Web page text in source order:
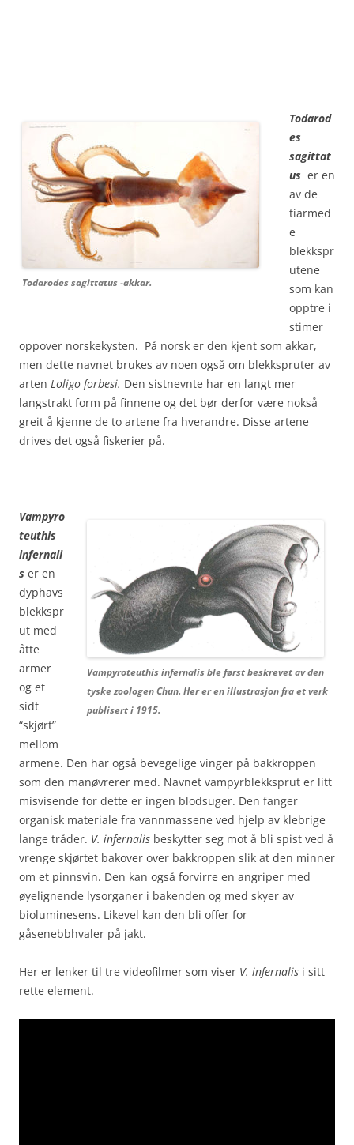
Todarodes sagittatus -akkar.
Todarod
es
sagittat
us er en
av de
tiarmed
e
blekkspr
utene
som kan
opptre i
stimer
oppover norskekysten. På norsk er den kjent som akkar,
men dette navnet brukes av noen også om blekkspruter av
arten Loligo forbesi. Den sistnevnte har en langt mer
langstrakt form på finnene og det bør derfor være nokså
greit å kjenne de to artene fra hverandre. Disse artene
drives det også fiskerier på.
Vampyroteuthis infernalis ble først beskrevet av den
tyske zoologen Chun. Her er en illustrasjon fra et verk
publisert i 1915.
Vampyro
teuthis
infernali
s er en
dyphavs
blekkspr
ut med
åtte
armer
og et
sidt
“skjørt”
mellom
armene. Den har også bevegelige vinger på bakkroppen
som den manøvrerer med. Navnet vampyrblekksprut er litt
misvisende for dette er ingen blodsuger. Den fanger
organisk materiale fra vannmassene ved hjelp av klebrige
lange tråder. V. infernalis beskytter seg mot å bli spist ved å
vrenge skjørtet bakover over bakkroppen slik at den minner
om et pinnsvin. Den kan også forvirre en angriper med
øyelignende lysorganer i bakenden og med skyer av
bioluminesens. Likevel kan den bli offer for
gåsenebbhvaler på jakt.
Her er lenker til tre videofilmer som viser V. infernalis i sitt
rette element.